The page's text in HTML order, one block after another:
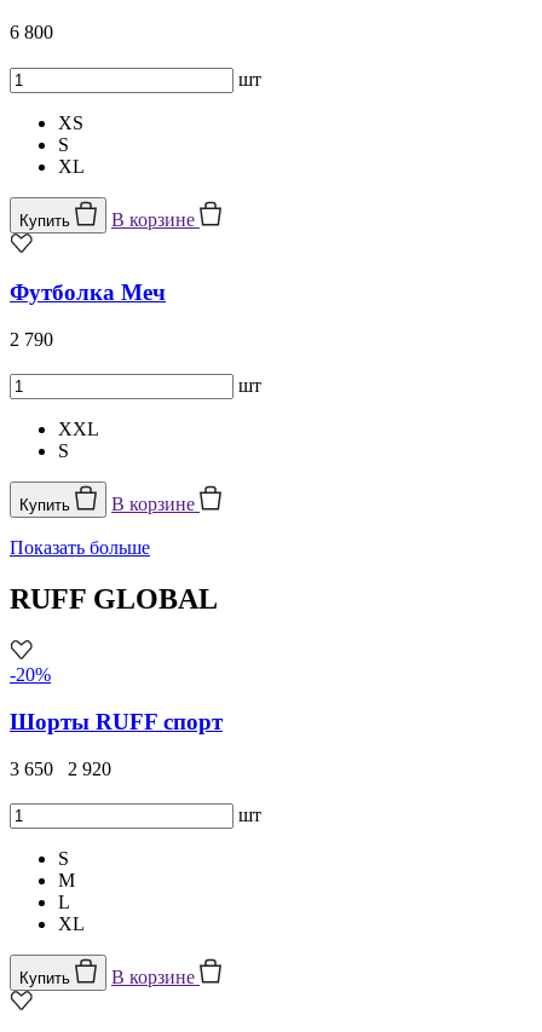
6 800
шт
XS
S
XL
Купить В корзине
Футболка Меч
2 790
шт
XXL
S
Купить В корзине
Показать больше
RUFF GLOBAL
-20%
Шорты RUFF спорт
3 650 2 920
шт
S
M
L
XL
Купить В корзине